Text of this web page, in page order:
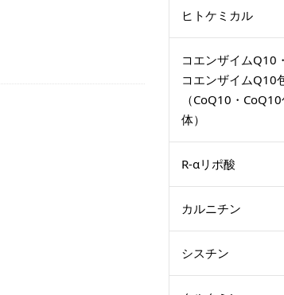
ヒトケミカル
コエンザイムQ10・
コエンザイムQ10
（CoQ10・
体）
R-αリポ酸
カルニチン
シスチン